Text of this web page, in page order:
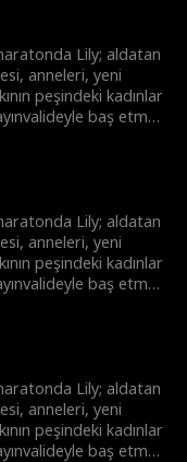
Lily; aldatan
anneleri, yeni
peşindeki kadınlar
baş etmek
Lily; aldatan
anneleri, yeni
peşindeki kadınlar
baş etmek
Lily; aldatan
anneleri, yeni
peşindeki kadınlar
baş etmek